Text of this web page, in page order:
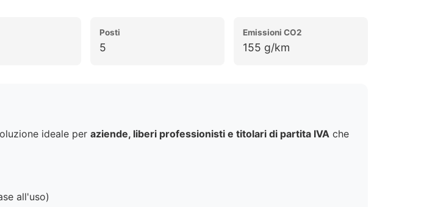
Posti
5
Emissioni CO2
155 g/km
ideale per aziende, liberi professionisti e titolari di partita IVA che
all'uso)